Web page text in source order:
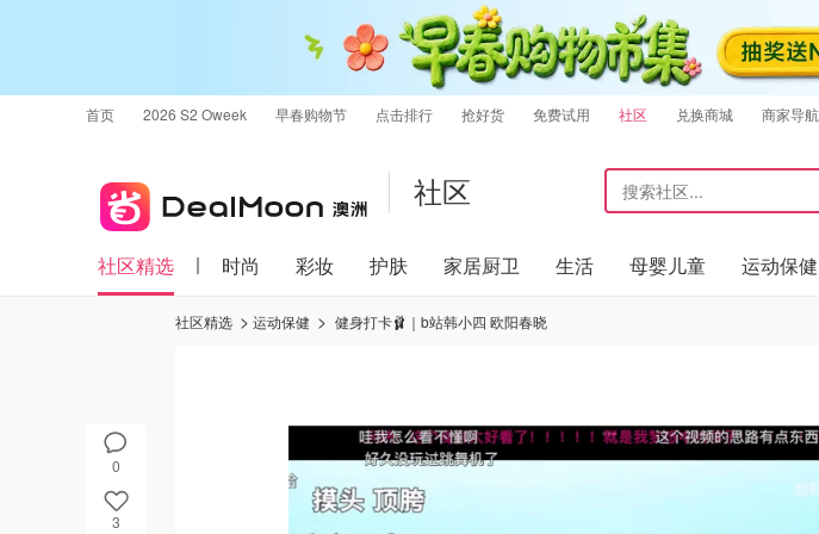
首页 2026 S2 Oweek 早春购物节 点击排行 抢好货 免费试用 社区 兑换商城 商家导航
社区
社区精选 时尚 彩妆 护肤 家居厨卫 生活 母婴儿童 运动保健
0
3
社区精选 运动保健 健身打卡🩰｜b站韩小四 欧阳春晓